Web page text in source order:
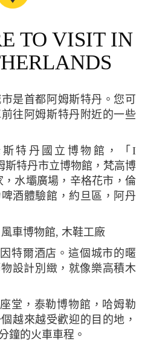
往阿姆斯特丹附近的一些
斯特丹國立博物館，「I
斯特丹市立博物館，梵高博
，水壩廣場，辛格花市，倫
酒體驗館，約旦區，阿丹
車博物館, 木鞋工廠
特爾酒店。這個城市的暱
設計別緻，就像樂高積木
堂，泰勒博物館，哈姆勒
越來越受歡迎的目的地，
鐘的火車車程。